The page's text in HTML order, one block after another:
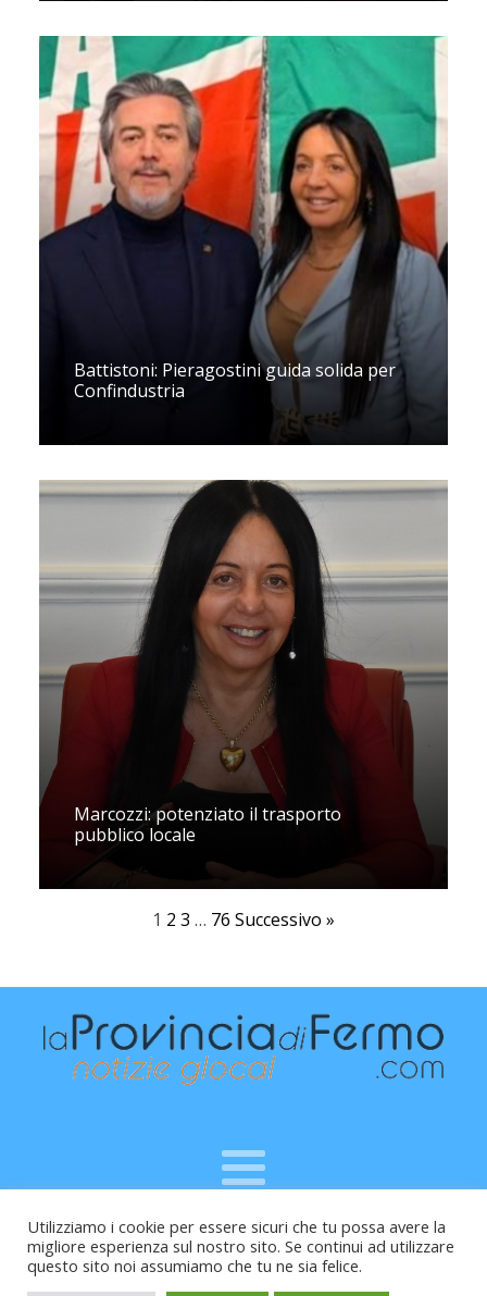
Battistoni: Pieragostini guida solida per
Confindustria
Marcozzi: potenziato il trasporto
pubblico locale
1 2 3 … 76 Successivo »
Raffaele Vitali - via Leopardi 10 - 61121 Pesaro (PU) -
Cod.Fisc VTLRFL77B02L500Y - Testata giornalistica, aut.
Trib.Fermo n.04/2010 del 05/08/2010
Utilizziamo i cookie per essere sicuri che tu possa avere la
migliore esperienza sul nostro sito. Se continui ad utilizzare
questo sito noi assumiamo che tu ne sia felice.